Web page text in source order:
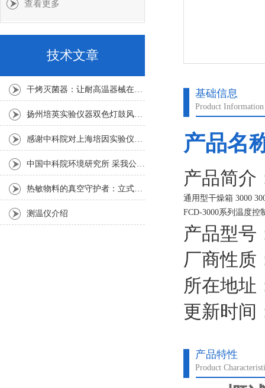
基础信息
Product Information
产品名
产品简介
通用型干燥箱 3000
FCD-3000系列温度
下突出优点：
产品型号
厂商性质
所在地址
更新时间
产品特性
Product
查看更多
技术文章
干烤灭菌器：让耐高温器械在无水高温中重获无菌新生
扬州培英实验仪器双色灯鼓风干燥箱
感谢中科院对上海培因实验仪器的认可
中国中科院环境研究所 采我公司仪器300L人工气候箱 实验效果获高度评价
热敏物料的真空守护者：立式真空干燥箱选购指南
测温仪介绍